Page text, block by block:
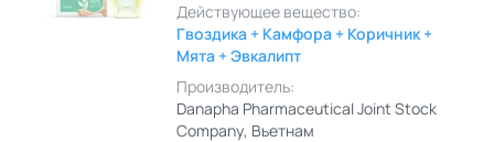
Действующее вещество:
Гвоздика + Камфора + Коричник +
Мята + Эвкалипт
Производитель:
Danapha Pharmaceutical Joint Stock
Company, Вьетнам